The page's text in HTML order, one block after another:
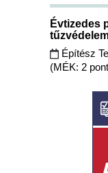
Évtizedes
Építész
(MÉK: 2